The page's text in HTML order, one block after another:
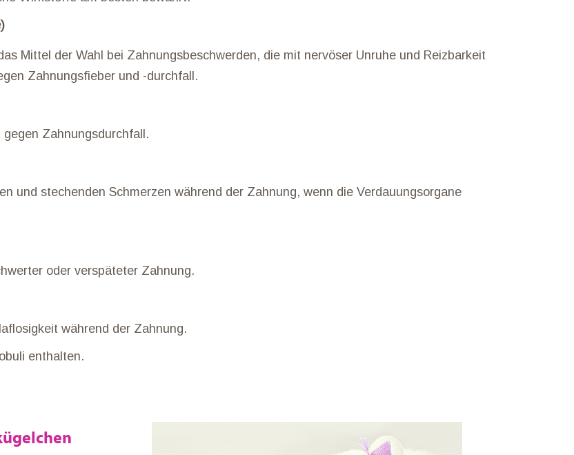
Mittel der Wahl bei Zahnungsbeschwerden, die mit nervöser Unruhe und Reizbarkeit
Zahnungsfieber und -durchfall.
Zahnungsdurchfall.
und stechenden Schmerzen während der Zahnung, wenn die Verdauungsorgane
oder verspäteter Zahnung.
während der Zahnung.
enthalten.